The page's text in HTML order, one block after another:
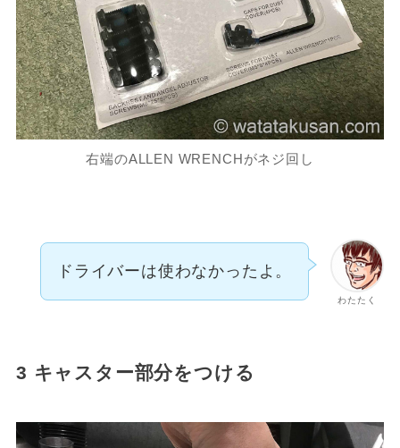
右端のALLEN WRENCHがネジ回し
わたたく
ドライバーは使わなかったよ。
3 キャスター部分をつける